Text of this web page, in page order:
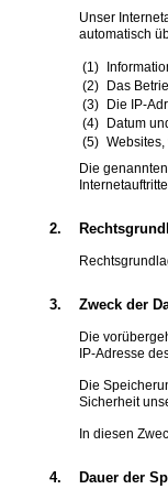
Unser
automatisch
Das
Die IP-
Datum
Die
2.
3. Zweck der
Die
IP-Adresse
Die
Sicherheit
In diesen
4. Dauer der